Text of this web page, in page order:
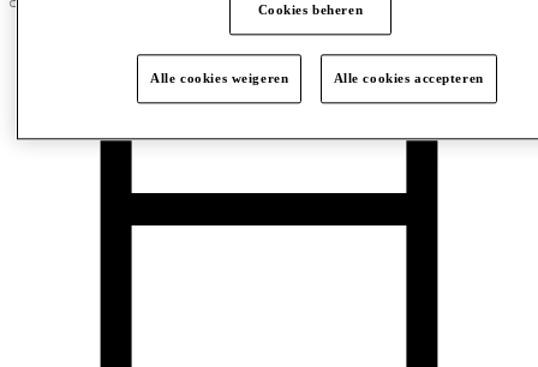
Cookies beheren
Alle cookies weigeren Alle cookies accepteren